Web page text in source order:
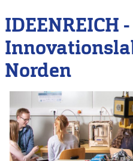
IDEENREICH -
Norden